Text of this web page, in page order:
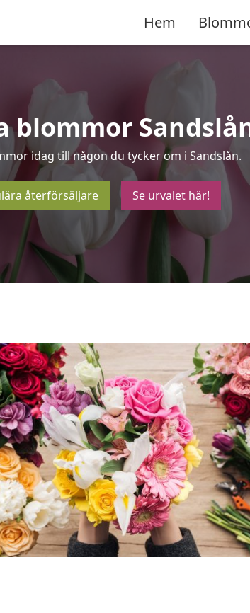
Hem
blommor
idag till någon du tycker om i Sandslån.
återförsäljare Se urvalet här!